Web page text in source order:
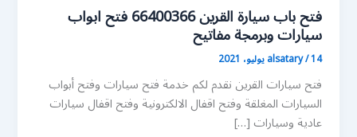
فتح باب سيارة القرين 66400366 فتح ابواب
سيارات وبرمجة مفاتيح
alsatary/14 يوليو، 2021
فتح سيارات القرين نقدم لكم خدمة فتح سيارات وفتح أبواب
السيارات المغلقة وفتح اقفال الالكترونية وفتح اقفال سيارات
عادية وسيارات […]